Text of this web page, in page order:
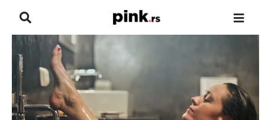
NASLOVNA
VESTI
ZADRUGA